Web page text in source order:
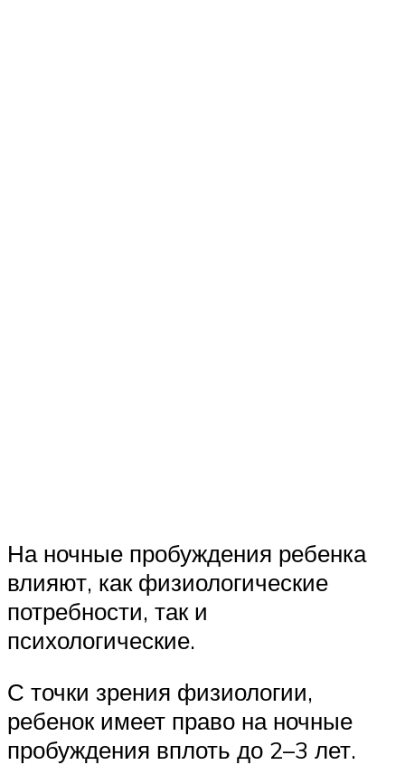
На ночные пробуждения ребенка
влияют, как физиологические
потребности, так и
психологические.
С точки зрения физиологии,
ребенок имеет право на ночные
пробуждения вплоть до 2–3 лет.